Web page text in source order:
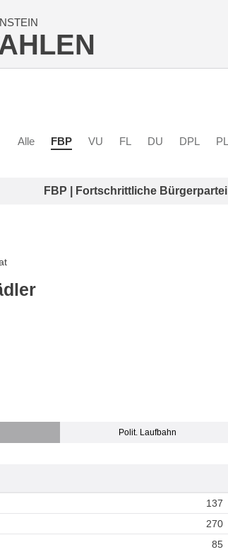
Alle FBP VU FL DU DPL PL
FBP | Fortschrittliche Bürgerpartei
Polit. Laufbahn
137
270
85